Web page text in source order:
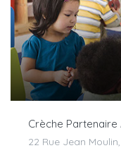
Crèche Partenaire
22 Rue Jean